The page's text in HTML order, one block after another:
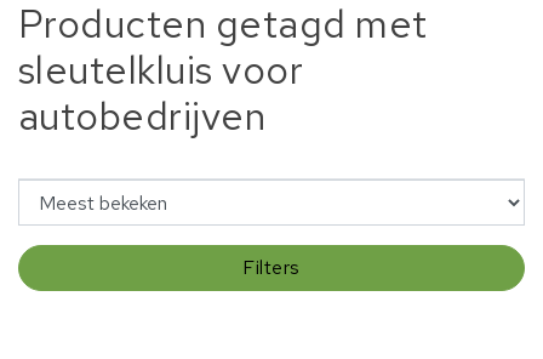
Producten getagd met
sleutelkluis voor
autobedrijven
Filters